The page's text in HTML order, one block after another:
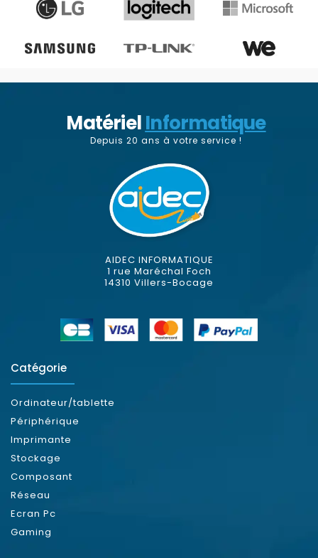
MatérielInformatique
Depuis 20 ans à votre service !
AIDEC INFORMATIQUE
1 rue Maréchal Foch
14310 Villers-Bocage
Catégorie
Ordinateur/tablette
Périphérique
Imprimante
Stockage
Composant
Réseau
Ecran Pc
Gaming